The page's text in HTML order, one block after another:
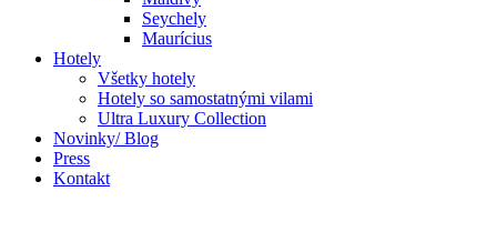
Seychely
Maurícius
Hotely
Všetky hotely
Hotely so samostatnými vilami
Ultra Luxury Collection
Novinky/ Blog
Press
Kontakt